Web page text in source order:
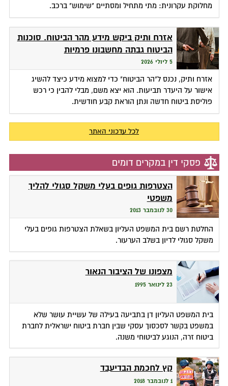
מחלוקת עקרונית: מתי מתחיל ומסתיים "שימוש" ברכב.
אזרח ותיק ביקש מידע מהר הביטוח. סוכנות
הביטוח גבתה מחשבונו פרמיות
5 ליולי 2026
אזרח ותיק, נכנס ל"הר הביטוח" כדי למצוא מידע כיצד להשיג
אישור על היעדר תביעות. הוא יצא משם, מבלי להבין כי רכש
פוליסת ביטוח חדשה ונתן הוראת קבע חודשית.
לכל עדכוני האתר
פסקי דין במקרים דומים
הצטרפות גופים בעלי משקל סגולי להליך
משפטי
30 לנובמבר 2013
החלטת רשם בית המשפט העליון בשאלת הצטרפות גופים בעלי
משקל סגולי לדיון בשלב הערעור.
מצפונו של הציבור הנאור
23 לינואר 1995
בית המשפט העליון דן בתביעה בעילה של עשיית עושר שלא
במשפט בקשר לסכסוך עסקי שבין חברת ביטוח ישראלית לחברת
ביטוח זרה, הנוגע לביטוחי משנה.
קץ לחכמת הבדיעבד
1 לנובמבר 2018